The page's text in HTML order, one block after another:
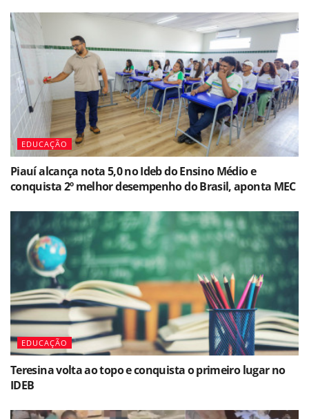
EDUCAÇÃO
Piauí alcança nota 5,0 no Ideb do Ensino Médio e
conquista 2º melhor desempenho do Brasil, aponta MEC
EDUCAÇÃO
Teresina volta ao topo e conquista o primeiro lugar no
IDEB